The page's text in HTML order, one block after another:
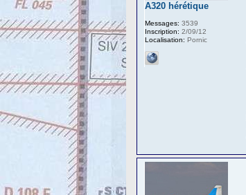
A320 hérétique
Messages: 3539
Inscription: 2/09/12
Localisation: Pornic